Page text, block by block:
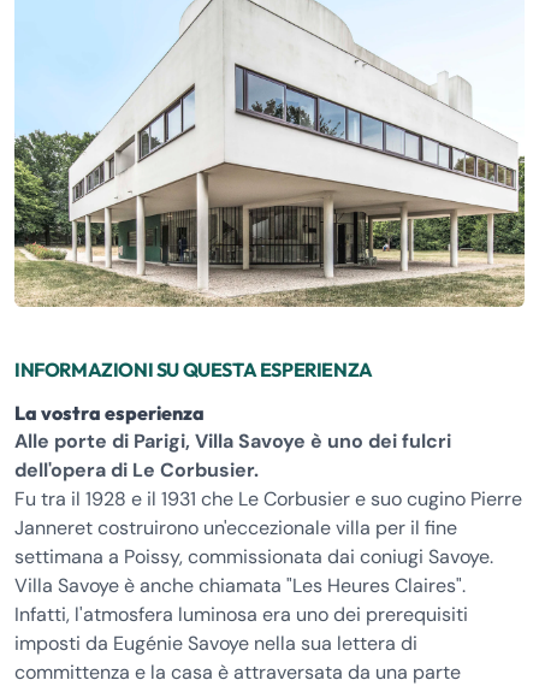
INFORMAZIONI SU QUESTA ESPERIENZA
La vostra esperienza
Alle porte di Parigi, Villa Savoye è uno dei fulcri
dell'opera di Le Corbusier.
Fu tra il 1928 e il 1931 che Le Corbusier e suo cugino Pierre
Janneret costruirono un'eccezionale villa per il fine
settimana a Poissy, commissionata dai coniugi Savoye.
Villa Savoye è anche chiamata "Les Heures Claires".
Infatti, l'atmosfera luminosa era uno dei prerequisiti
imposti da Eugénie Savoye nella sua lettera di
committenza e la casa è attraversata da una parte